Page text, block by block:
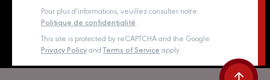
Pour plus d'informations, veuillez consulter notre
Politique de confidentialité
This site is protected by reCAPTCHA and the Google
Privacy Policyand Terms of Service apply.